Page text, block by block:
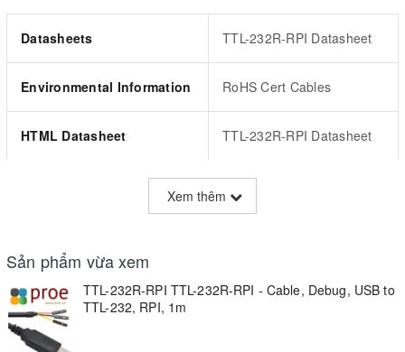
Datasheets TTL-232R-RPI Datasheet
Environmental Information RoHS Cert Cables
HTML Datasheet TTL-232R-RPI Datasheet
USBmadeEZ-UART Series
TYPE DESCRIPTION
SELECT
ALL
Xem thêm
Sản phẩm vừa xem
TTL-232R-RPI TTL-232R-RPI - Cable, Debug, USB to
TTL-232, RPI, 1m